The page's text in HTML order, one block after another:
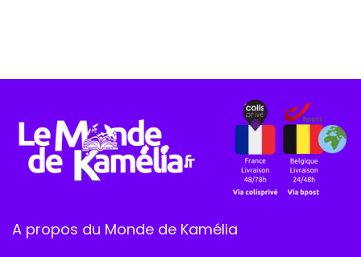
A propos du Monde de Kamélia